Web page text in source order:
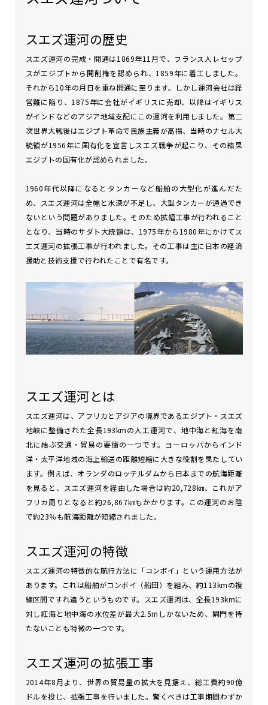
スエズ運河の歴史
スエズ運河の完成・開通は1869年11月で、フランス人レセップ
スがエジプトから開削権を認められ、1859年に着工しました。
それから10年の月日を重ね開通に至ります。しかし運河会社は経
営難に陥り、1875年に会社がイギリスに売却、以降はイギリス
がインドなどのアジア地域支配にこの運河を利用しました。第二
次世界大戦後はエジプト革命で民族主義が高揚、当時のナセル大
統領が1956年に国有化を宣言しスエズ戦争が起こり、その結果
エジプトの国有化が認められました。
1960年代以降になるとタンカーなど船舶の大型化が進んだた
め、スエズ運河は全幅と水深が不足し、大型タンカーが通過でき
ないという問題がありました。そのため拡幅工事が行われること
となり、当時のサダト大統領は、1975年から1980年にかけてス
エズ運河の拡張工事が行われました。その工事は主に日本の経済
援助と技術支援で行われたことで有名です。
スエズ運河とは
スエズ運河は、アフリカとアジアの境界であるエジプト・スエズ
地峡に整備された全長193kmの人工運河で、地中海と紅海を南
北に結ぶ交通・貿易の要衝の一つです。ヨーロッパからインド
洋・太平洋地域の海上輸送の距離短縮に大きな役割を果たしてい
ます。例えば、オランダのロッテルダムから日本までの航海距離
を見ると、スエズ運河を経由した場合は約20,728㎞、これがア
フリカ周りとなると約26,867㎞もかかります。この運河のお陰
で約23％も航海距離が短縮されました。
スエズ運河の特徴
スエズ運河の特徴的な航行方法に「コンボイ」という運用方法が
あります。これは船舶がコンボイ（船団）を組み、約113kmの複
線区間ですれ違うというものです。スエズ運河は、全長193kmに
対し紅海と地中海の水位差が最大2.5mしかないため、閘門を持
たないことも特徴の一つです。
スエズ運河の拡張工事
2014年8月より、世界の貿易量の拡大を見据え、総工費約90億
ドルを投じ、拡張工事を行いました。驚くべきは工事期間わずか